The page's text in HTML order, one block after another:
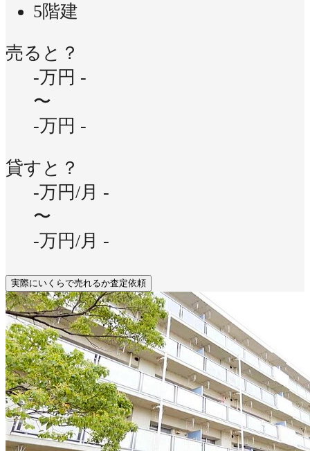
5階建
売ると？
-万円 -
〜
-万円 -
貸すと？
-万円/月 -
〜
-万円/月 -
実際にいくらで売れるか査定依頼